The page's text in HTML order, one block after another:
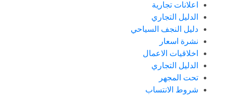
اعلانات تجارية
الدليل التجاري
دليل النجف السياحي
نشرة اسعار
اخلاقيات الاعمال
الدليل التجاري
تحت المجهر
شروط الانتساب